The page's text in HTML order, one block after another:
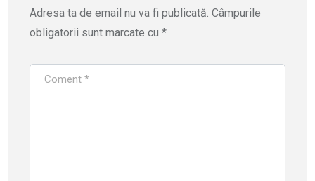
Adresa ta de email nu va fi publicată. Câmpurile
obligatorii sunt marcate cu *